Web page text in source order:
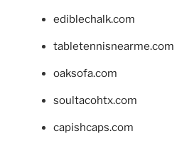
ediblechalk.com
tabletennisnearme.com
oaksofa.com
soultacohtx.com
capishcaps.com